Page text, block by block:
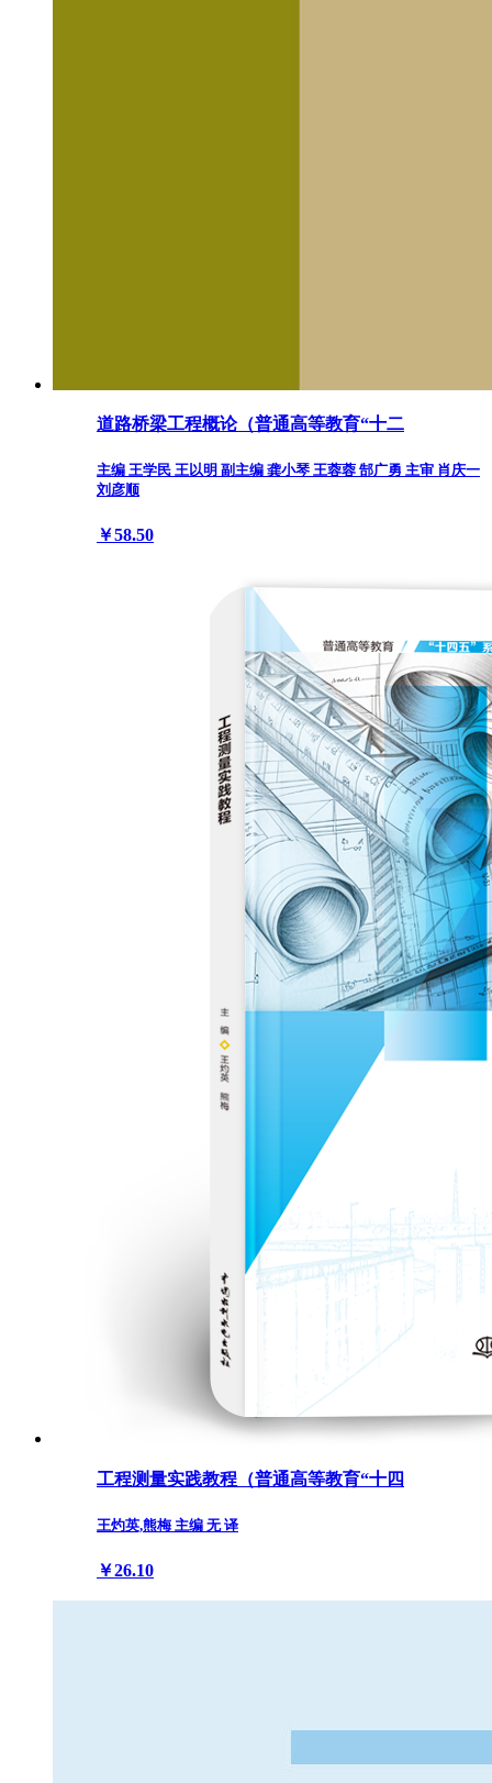
道路桥梁工程概论（普通高等教育“十二
主编 王学民 王以明 副主编 龚小琴 王蓉蓉 郜广勇 主审 肖庆一
刘彦顺
￥58.50
工程测量实践教程（普通高等教育“十四
王灼英,熊梅 主编 无 译
￥26.10